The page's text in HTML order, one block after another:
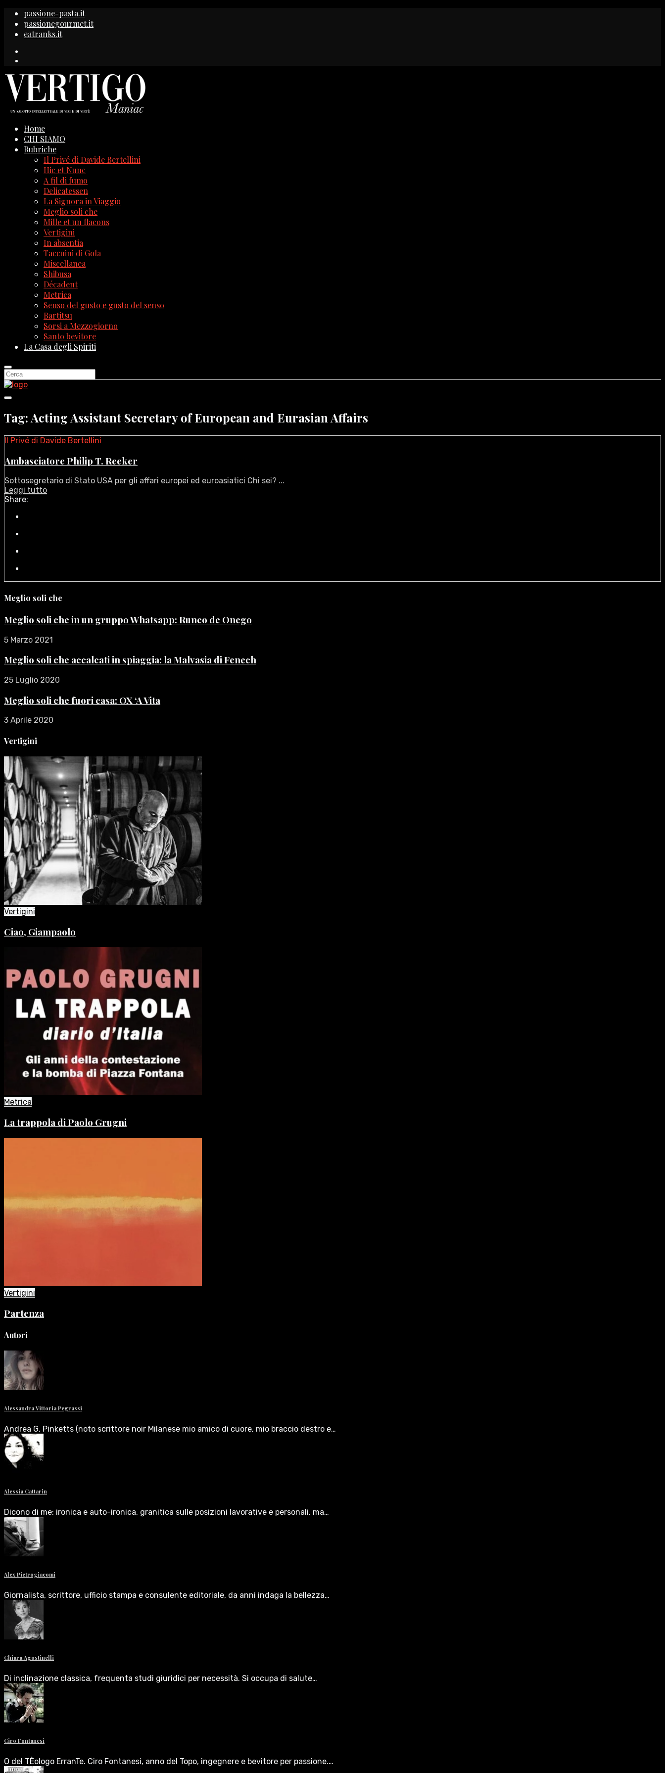
passione-pasta.it
passionegourmet.it
eatranks.it
Home
CHI SIAMO
Rubriche
Il Privé di Davide Bertellini
Hic et Nunc
A fil di fumo
Delicatessen
La Signora in Viaggio
Meglio soli che
Mille et un flacons
Vertigini
In absentia
Taccuini di Gola
Miscellanea
Shibusa
Décadent
Metrica
Senso del gusto e gusto del senso
Bartitsu
Sorsi a Mezzogiorno
Santo bevitore
La Casa degli Spiriti
Tag: Acting Assistant Secretary of European and Eurasian Affairs
Il Privé di Davide Bertellini
Ambasciatore Philip T. Reeker
Sottosegretario di Stato USA per gli affari europei ed euroasiatici Chi sei? ...
Leggi tutto
Share:
Meglio soli che
Meglio soli che in un gruppo Whatsapp: Runco de Onego
5 Marzo 2021
Meglio soli che accalcati in spiaggia: la Malvasia di Fenech
25 Luglio 2020
Meglio soli che fuori casa: OX ‘A Vita
3 Aprile 2020
Vertigini
Vertigini
Ciao, Giampaolo
Metrica
La trappola di Paolo Grugni
Vertigini
Partenza
Autori
Alessandra Vittoria Pegrassi
Andrea G. Pinketts (noto scrittore noir Milanese mio amico di cuore, mio braccio destro e…
Alessia Cattarin
Dicono di me: ironica e auto-ironica, granitica sulle posizioni lavorative e personali, ma…
Alex Pietrogiacomi
Giornalista, scrittore, ufficio stampa e consulente editoriale, da anni indaga la bellezza…
Chiara Agostinelli
Di inclinazione classica, frequenta studi giuridici per necessità. Si occupa di salute…
Ciro Fontanesi
O del TÈologo ErranTe. Ciro Fontanesi, anno del Topo, ingegnere e bevitore per passione.…